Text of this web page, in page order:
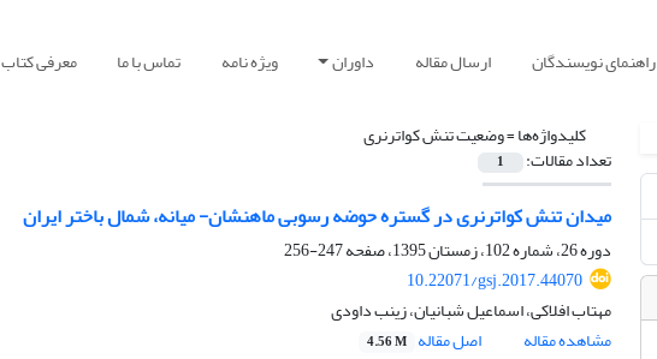
راهنمای نویسندگان ارسال مقاله داوران ویژه نامه تماس با ما معرفی کتاب
کلیدواژه‌ها =وضعیت تنش کواترنری
تعداد مقالات: 1
میدان تنش کواترنری در گستره حوضه رسوبی ماهنشان- میانه، شمال‌ باختر ایران
دوره 26، شماره 102، زمستان 1395، صفحه
247-256
10.22071/gsj.2017.44070
مهتاب افلاکی، اسماعیل شبانیان، زینب داودی
مشاهده مقاله
اصل مقاله 4.56 M